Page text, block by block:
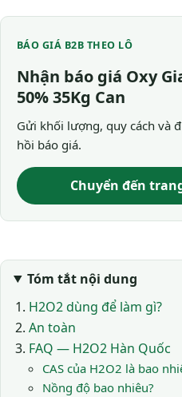
Tóm tắt nội dung
H2O2 dùng để làm gì?
An toàn
FAQ — H2O2 Hàn Quốc
CAS của H2O2 là bao
Nồng độ bao nhiêu?
BÁO GIÁ B2B THEO LÔ
Nhận báo giá Oxy
50% 35Kg Can
Gửi khối lượng, quy cách và
hồi báo giá.
Chuyển đến